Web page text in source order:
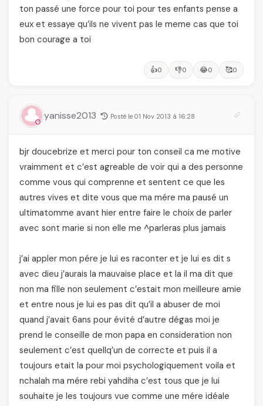
ton passé une force pour toi pour tes enfants pense a
eux et essaye qu’ils ne vivent pas le meme cas que toi
bon courage a toi
👍0 👎0 😂0 🥰0
yanisse2013 Posté le 01 Nov 2013 à 16:28
bjr doucebrize et merci pour ton conseil ca me motive
vraimment et c’est agreable de voir qui a des personne
comme vous qui comprenne et sentent ce que les
autres vives et dite vous que ma mére ma pausé un
ultimatomme avant hier entre faire le choix de parler
avec sont marie si non elle me ^parleras plus jamais
j’ai appler mon pére je lui es raconter et je lui es dit s
avec dieu j’aurais la mauvaise place et la il ma dit que
non ma fille non seulement c’estait mon meilleure amie
et entre nous je lui es pas dit qu’il a abuser de moi
quand j’avait 6ans pour évité d’autre dégas moi je
prend le conseille de mon papa en consideration non
seulement c’est quellq’un de correcte et puis il a
toujours etait la pour moi psychologiquement voila et
nchalah ma mére rebi yahdiha c’est tous que je lui
souhaite je les toujours vue comme une mére idéale